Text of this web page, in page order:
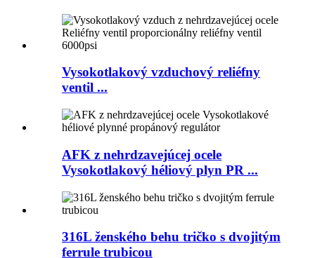
Vysokotlakový vzduchový reliéfny
ventil ...
AFK z nehrdzavejúcej ocele
Vysokotlakový héliový plyn PR ...
316L ženského behu tričko s dvojitým
ferrule trubicou